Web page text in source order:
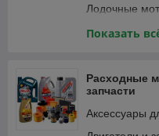
Лодочные
Лодки
Фонари и
Показать
Расходные
запчасти
Аксессуары